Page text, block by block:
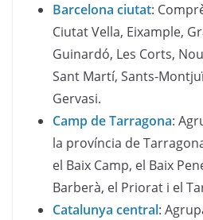
Barcelona ciutat:
Ciutat Vella, Eixample,
Guinardó, Les Corts,
Sant Martí, Sants-
Gervasi.
Camp de Tarragona:
la província de
el Baix Camp, el Baix
Barberà, el Priorat i el
Catalunya central: